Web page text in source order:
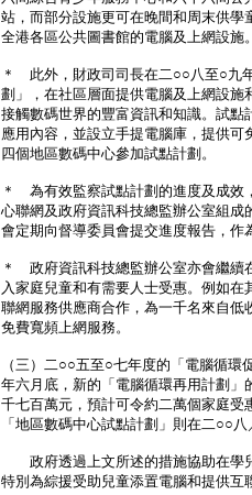
站，而部分設施更可在晚間和周末供
全港各區公共圖書館的電腦及上網設施。
＊ 此外，財政司司長在二○○八至○九
劃」，在社區層面提供電腦及上網設
接觸數碼世界的豐富資訊和知識。試點
應用內容，並設立手提電腦庫，提供
四個地區數碼中心參加試點計劃。
＊ 為有效監察試點計劃的進度及成效
心聯網及政府資訊科技總監辦公室組
會定期向督導委員會提交進度報告，作
＊ 政府資訊科技總監辦公室亦會繼續
入家庭兒童和有需要人士受惠。例如
聯網服務供應商合作，為一千名來自
免費寬頻上網服務。
（三）二○○五至○七年度的「電腦循
年六月底，新的「電腦循環再用計劃
千七百萬元，預計可令約二萬個家庭受
「地區數碼中心試點計劃」則在二○○
政府透過上文所述的措施協助在學
特別為綜援受助兒童添置電腦和提供互